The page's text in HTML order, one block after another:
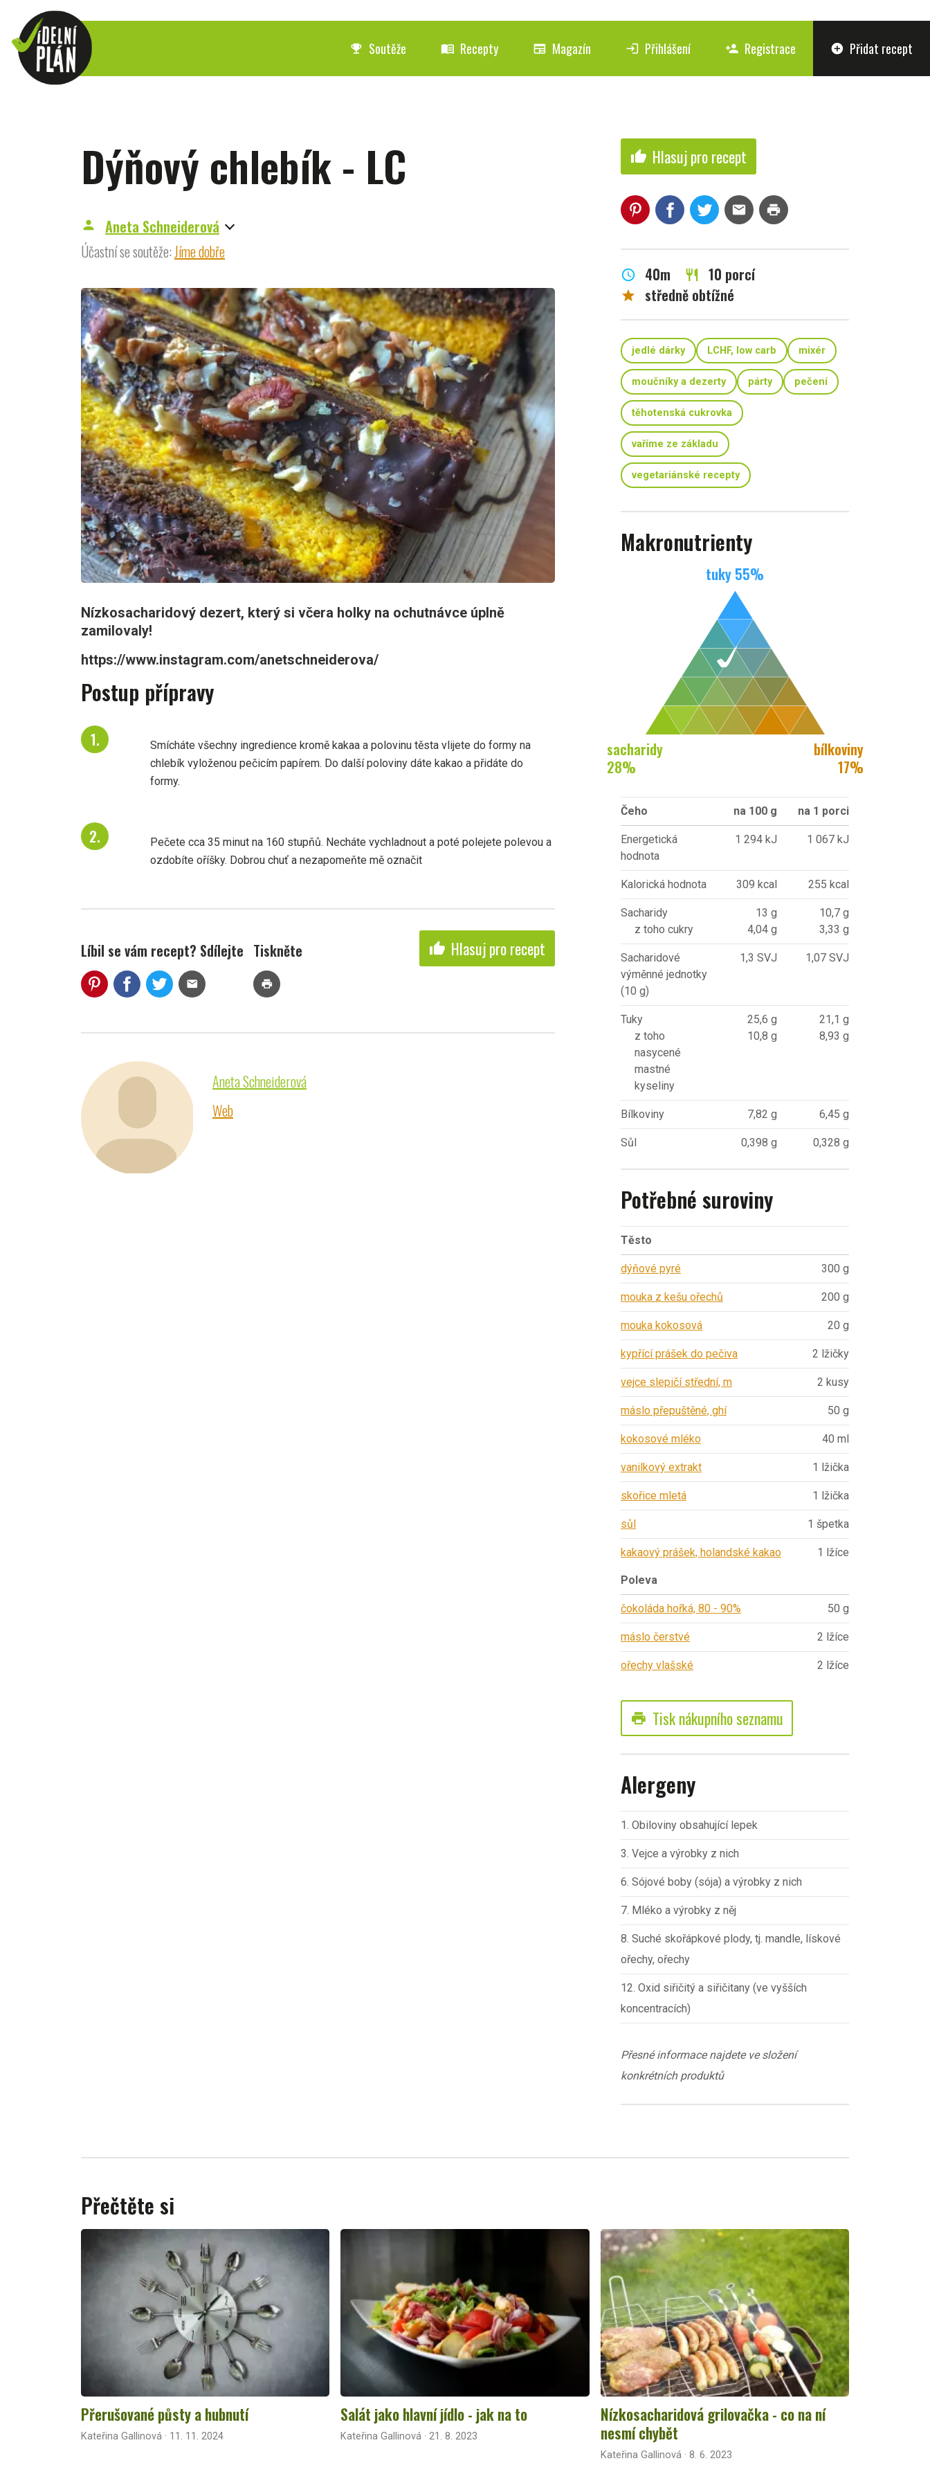
emoji_events Soutěže menu_book Recepty newspaper Magazín login Přihlášení person_add Registrace add_circle Přidat recept
Dýňový chlebík - LC
person
Aneta Schneiderová
Účastní se soutěže:Jíme dobře
Nízkosacharidový dezert, který si včera holky na ochutnávce úplně
zamilovaly!
https://www.instagram.com/anetschneiderova/
Postup přípravy
Smícháte všechny ingredience kromě kakaa a polovinu těsta vlijete do formy na
chlebík vyloženou pečicím papírem. Do další poloviny dáte kakao a přidáte do
formy.
Pečete cca 35 minut na 160 stupňů. Necháte vychladnout a poté polejete polevou a
ozdobíte oříšky. Dobrou chuť a nezapomeňte mě označit
Líbil se vám recept? Sdílejte
mail
Tiskněte
print
thumb_up Hlasuj pro recept
Aneta Schneiderová
Web
thumb_up Hlasuj pro recept
mail print
schedule 40m restaurant 10 porcí
star středně obtížné
jedlé dárky LCHF, low carb mixér
moučníky a dezerty párty pečení
těhotenská cukrovka
vaříme ze základu
vegetariánské recepty
Makronutrienty
tuky 55%
sacharidy
28%
bílkoviny
17%
Čeho na 100 g na 1 porci
Energetická
hodnota
1 294 kJ 1 067 kJ
Kalorická hodnota 309 kcal 255 kcal
Sacharidy
z toho cukry
13 g
4,04 g
10,7 g
3,33 g
Sacharidové
výměnné jednotky
(10 g)
1,3 SVJ 1,07 SVJ
Tuky
z toho
nasycené
mastné
kyseliny
25,6 g
10,8 g
21,1 g
8,93 g
Bílkoviny 7,82 g 6,45 g
Sůl 0,398 g 0,328 g
Potřebné suroviny
Těsto
dýňové pyré 300 g
mouka z kešu ořechů 200 g
mouka kokosová 20 g
kypřící prášek do pečiva 2 lžičky
vejce slepičí střední, m 2 kusy
máslo přepuštěné, ghí 50 g
kokosové mléko 40 ml
vanilkový extrakt 1 lžička
skořice mletá 1 lžička
sůl 1 špetka
kakaový prášek, holandské kakao 1 lžíce
Poleva
čokoláda hořká, 80 - 90% 50 g
máslo čerstvé 2 lžíce
ořechy vlašské 2 lžíce
print Tisk nákupního seznamu
Alergeny
1. Obiloviny obsahující lepek
3. Vejce a výrobky z nich
6. Sójové boby (sója) a výrobky z nich
7. Mléko a výrobky z něj
8. Suché skořápkové plody, tj. mandle, lískové
ořechy, ořechy
12. Oxid siřičitý a siřičitany (ve vyšších
koncentracích)
Přesné informace najdete ve složení
konkrétních produktů
Přečtěte si
Přerušované půsty a hubnutí
Kateřina Gallinová · 11. 11. 2024
Salát jako hlavní jídlo - jak na to
Kateřina Gallinová · 21. 8. 2023
Nízkosacharidová grilovačka - co na ní
nesmí chybět
Kateřina Gallinová · 8. 6. 2023